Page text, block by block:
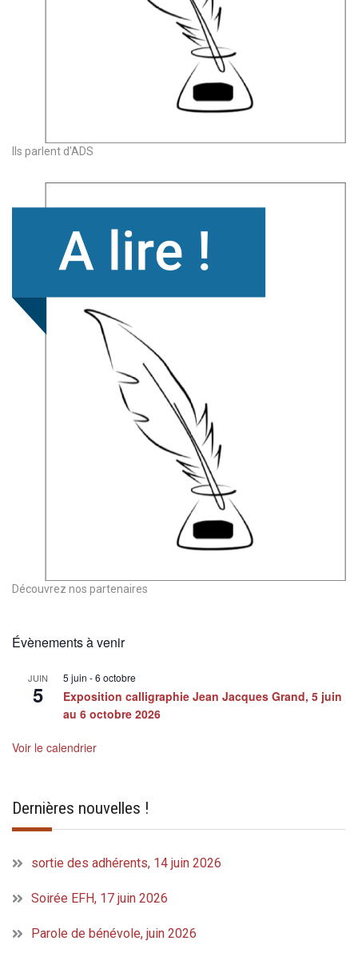
Ils parlent d'ADS
Découvrez nos partenaires
Évènements à venir
JUIN
5
5 juin -6 octobre
Exposition calligraphie Jean Jacques Grand, 5 juin
au 6 octobre 2026
Voir le calendrier
Dernières nouvelles !
sortie des adhérents, 14 juin 2026
Soirée EFH, 17 juin 2026
Parole de bénévole, juin 2026